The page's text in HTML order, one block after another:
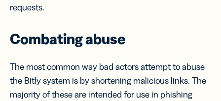
requests.
Combating abuse
The most common way bad actors attempt to abuse
the Bitly system is by shortening malicious links. The
majority of these are intended for use in phishing